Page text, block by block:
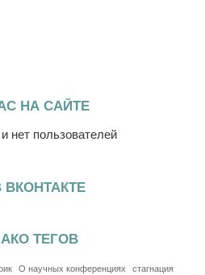
НА САЙТЕ
нет пользователей
ТЕГОВ
О научных конференциях
стагнация